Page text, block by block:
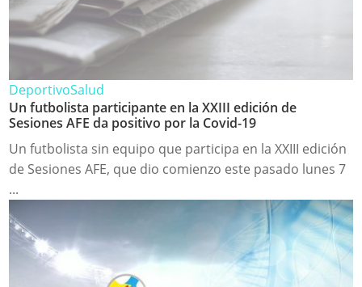
DeportivoSalud
Un futbolista participante en la XXIII edición de
Sesiones AFE da positivo por la Covid-19
Un futbolista sin equipo que participa en la XXIII edición
de Sesiones AFE, que dio comienzo este pasado lunes 7
...